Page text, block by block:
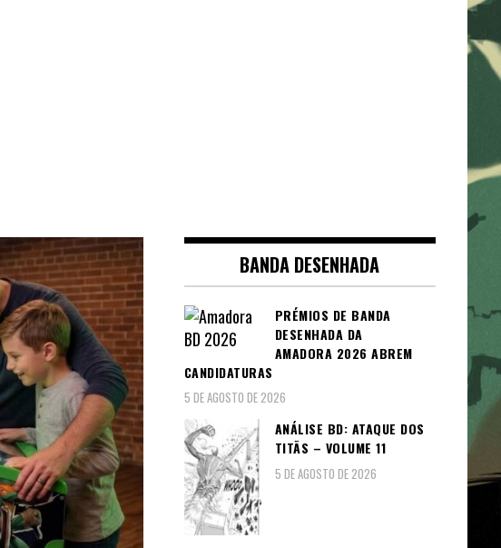
BANDA DESENHADA
PRÉMIOS DE BANDA
DESENHADA DA
AMADORA 2026 ABREM
CANDIDATURAS
5 DE AGOSTO DE 2026
ANÁLISE BD: ATAQUE DOS
TITÃS – VOLUME 11
5 DE AGOSTO DE 2026